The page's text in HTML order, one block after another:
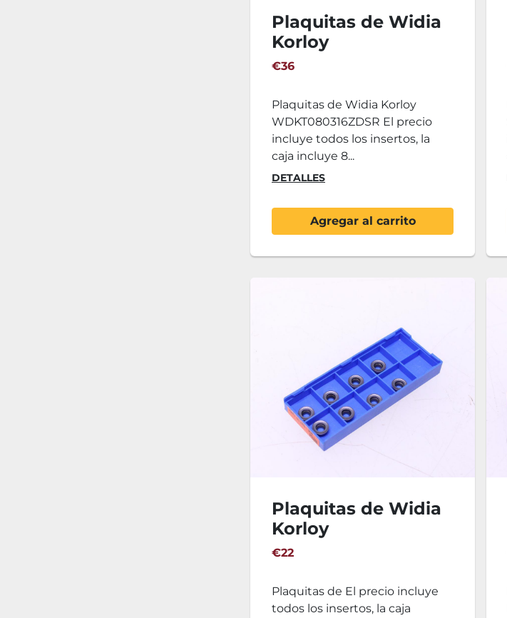
Plaquitas de Widia
Korloy
WDKT080316ZDSR
€36
Plaquitas de Widia Korloy
WDKT080316ZDSR El precio
incluye todos los insertos, la
caja incluye 8...
DETALLES
Agregar al carrito
Plaquitas de Widia
Korloy
RDKT10T3MO-MM
€22
Plaquitas de El precio incluye
todos los insertos, la caja